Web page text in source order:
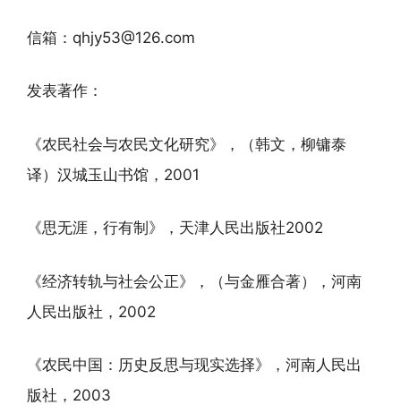
信箱：qhjy53@126.com
发表著作：
《农民社会与农民文化研究》，（韩文，柳镛泰
译）汉城玉山书馆，2001
《思无涯，行有制》，天津人民出版社2002
《经济转轨与社会公正》，（与金雁合著），河南
人民出版社，2002
《农民中国：历史反思与现实选择》，河南人民出
版社，2003